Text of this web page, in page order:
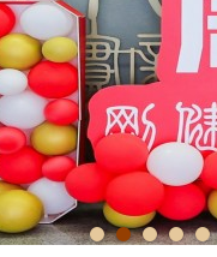
1 2 3 4 5 6 7